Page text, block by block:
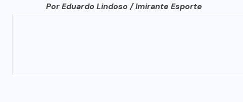
Por Eduardo Lindoso / Imirante Esporte